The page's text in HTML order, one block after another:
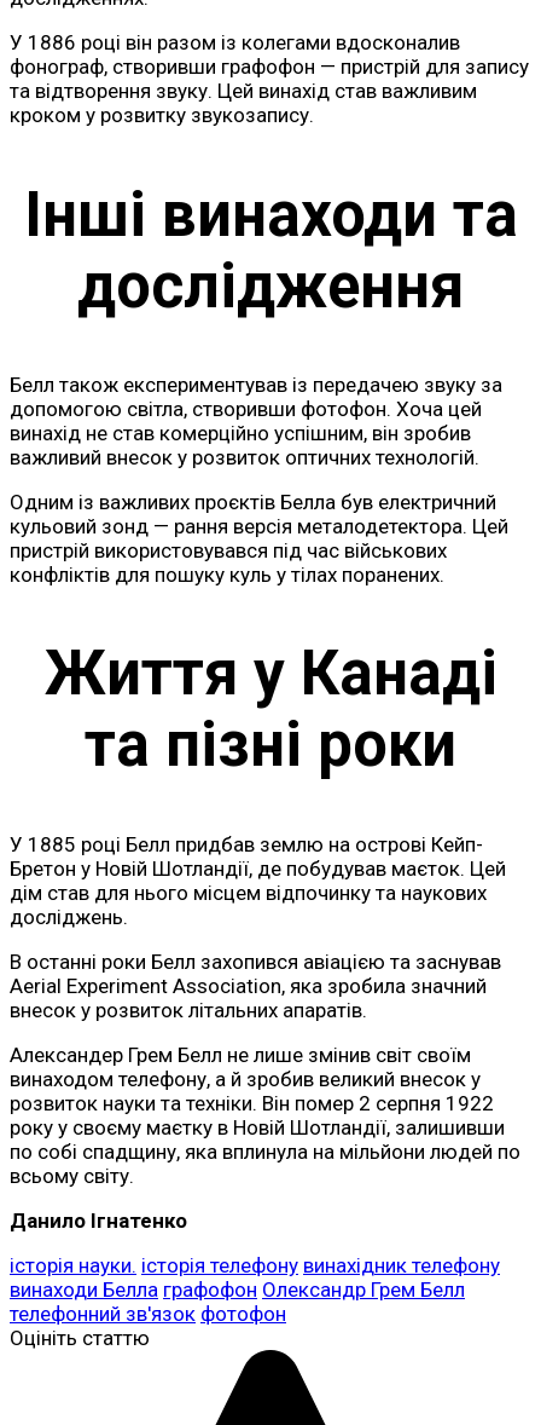
У 1886 році він разом із колегами вдосконалив
фонограф, створивши графофон — пристрій для запису
та відтворення звуку. Цей винахід став важливим
кроком у розвитку звукозапису.
Інші винаходи та
дослідження
Белл також експериментував із передачею звуку за
допомогою світла, створивши фотофон. Хоча цей
винахід не став комерційно успішним, він зробив
важливий внесок у розвиток оптичних технологій.
Одним із важливих проєктів Белла був електричний
кульовий зонд — рання версія металодетектора. Цей
пристрій використовувався під час військових
конфліктів для пошуку куль у тілах поранених.
Життя у Канаді
та пізні роки
У 1885 році Белл придбав землю на острові Кейп-
Бретон у Новій Шотландії, де побудував маєток. Цей
дім став для нього місцем відпочинку та наукових
досліджень.
В останні роки Белл захопився авіацією та заснував
Aerial Experiment Association, яка зробила значний
внесок у розвиток літальних апаратів.
Александер Грем Белл не лише змінив світ своїм
винаходом телефону, а й зробив великий внесок у
розвиток науки та техніки. Він помер 2 серпня 1922
року у своєму маєтку в Новій Шотландії, залишивши
по собі спадщину, яка вплинула на мільйони людей по
всьому світу.
Данило Ігнатенко
історія науки. історія телефону винахідник телефону
винаходи Белла графофон Олександр Грем Белл
телефонний зв'язок фотофон
Оцініть статтю